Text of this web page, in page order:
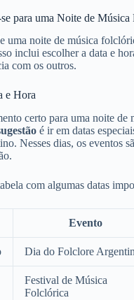
para uma Noite de Música
uma noite de música
inclui escolher a data e
com os outros.
e Hora
certo para uma noite de
é ir em datas
Nesses dias, os eventos
com algumas datas
Evento
Dia do Folclore
Festival de Música
Folclórica